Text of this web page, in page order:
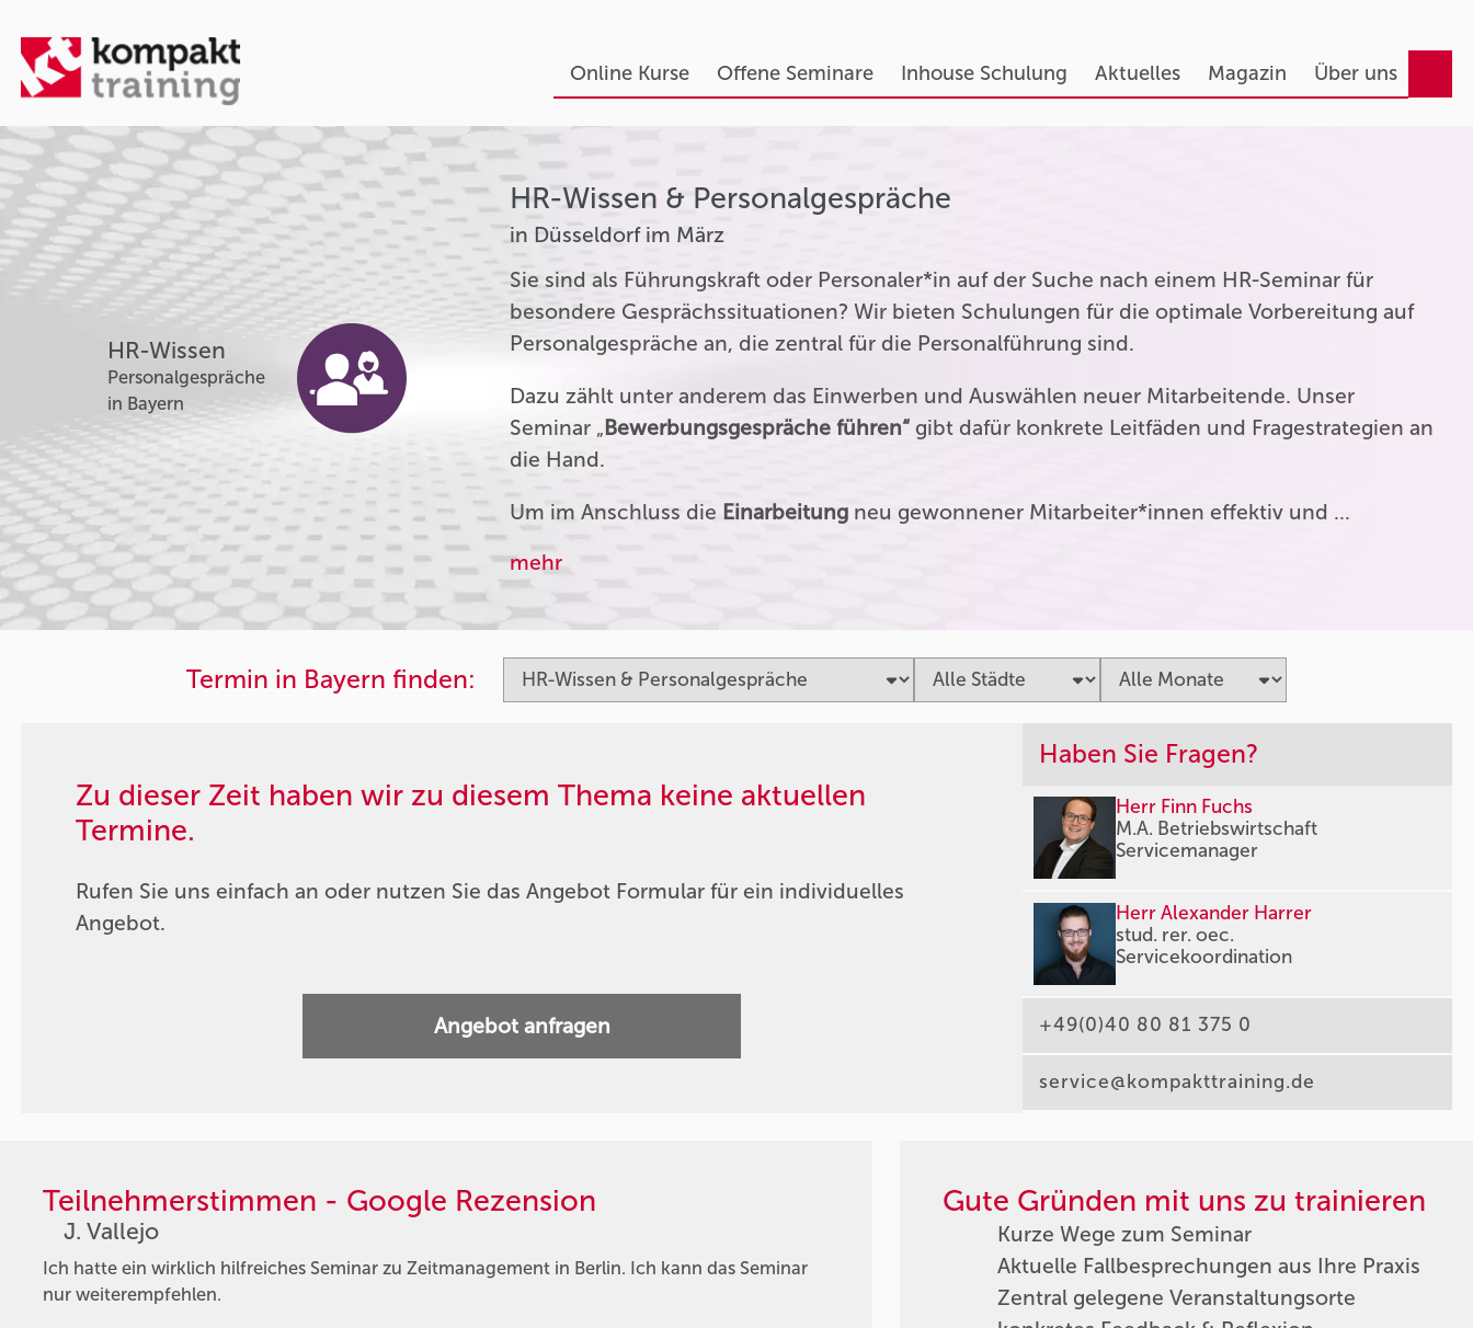
Online Kurse Offene Seminare Inhouse Schulung Aktuelles Magazin Über uns
HR-Wissen
Personalgespräche
in Bayern
HR-Wissen & Personalgespräche
in Düsseldorf im März
Sie sind als Führungskraft oder Personaler*in auf der Suche nach einem HR-Seminar für
besondere Gesprächssituationen? Wir bieten Schulungen für die optimale Vorbereitung auf
Personalgespräche an, die zentral für die Personalführung sind.
Dazu zählt unter anderem das Einwerben und Auswählen neuer Mitarbeitende. Unser
Seminar „Bewerbungsgespräche führen“ gibt dafür konkrete Leitfäden und Fragestrategien an
die Hand.
Um im Anschluss die Einarbeitung neu gewonnener Mitarbeiter*innen effektiv und …
mehr
Termin in Bayern finden:
Zu dieser Zeit haben wir zu diesem Thema keine aktuellen
Termine.
Rufen Sie uns einfach an oder nutzen Sie das Angebot Formular für ein individuelles
Angebot.
Angebot anfragen
Haben Sie Fragen?
Herr Finn Fuchs
M.A. Betriebswirtschaft
Servicemanager
Herr Alexander Harrer
stud. rer. oec.
Servicekoordination
+49(0)40 80 81 375 0
service@kompakttraining.de
Teilnehmerstimmen - Google Rezension
J. Vallejo
Ich hatte ein wirklich hilfreiches Seminar zu Zeitmanagement in Berlin. Ich kann das Seminar
nur weiterempfehlen.
Gute Gründen mit uns zu trainieren
Kurze Wege zum Seminar
Aktuelle Fallbesprechungen aus Ihre Praxis
Zentral gelegene Veranstaltungsorte